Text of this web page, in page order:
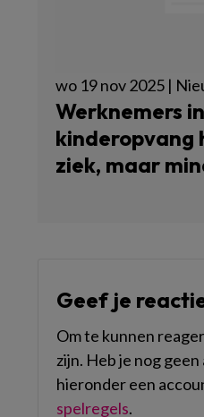
wo 19 nov 2025 |
Werknemers in
kinderopvang
ziek, maar
Geef je
Om te kunnen
zijn. Heb je nog
hieronder een
spelregels.